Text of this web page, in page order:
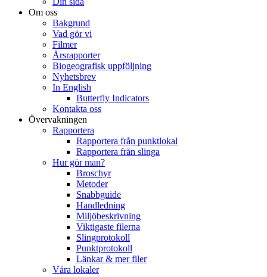
Om oss
Bakgrund
Vad gör vi
Filmer
Årsrapporter
Biogeografisk uppföljning
Nyhetsbrev
In English
Butterfly Indicators
Kontakta oss
Övervakningen
Rapportera
Rapportera från punktlokal
Rapportera från slinga
Hur gör man?
Broschyr
Metoder
Snabbguide
Handledning
Miljöbeskrivning
Viktigaste filerna
Slingprotokoll
Punktprotokoll
Länkar & mer filer
Våra lokaler